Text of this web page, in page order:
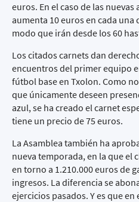
euros. En el caso de las
aumenta 10 euros en cada una
modo que irán desde los 60
Los citados carnets dan
encuentros del primer equipo
fútbol base en Txolon. Como
que únicamente deseen
azul, se ha creado el carnet
tiene un precio de 75 euros.
La Asamblea también ha
nueva temporada, en la que el
en torno a 1.210.000 euros de
ingresos. La diferencia se
ejercicios pasados. Y es que